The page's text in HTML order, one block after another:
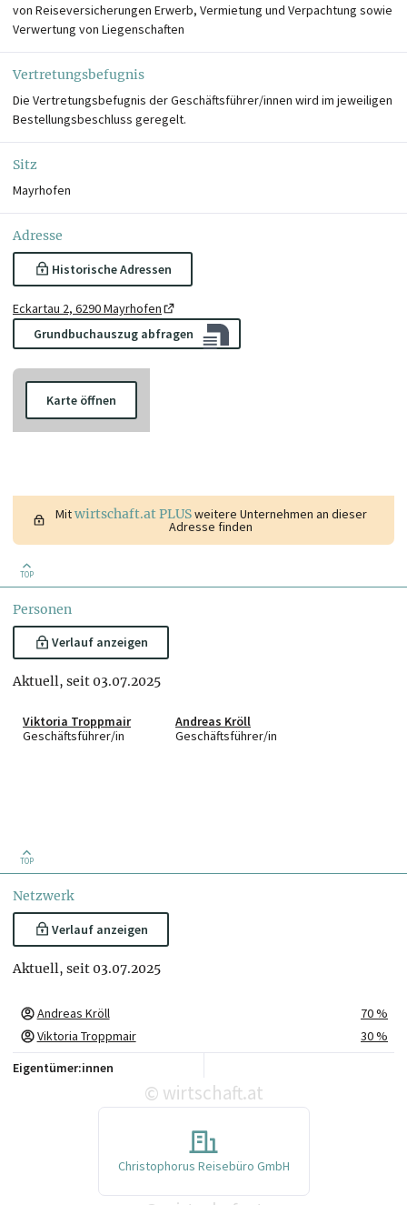
von Reiseversicherungen Erwerb, Vermietung und Verpachtung sowie
Verwertung von Liegenschaften
Vertretungsbefugnis
Die Vertretungsbefugnis der Geschäftsführer/innen wird im jeweiligen
Bestellungsbeschluss geregelt.
Sitz
Mayrhofen
Adresse
Historische Adressen
Eckartau 2, 6290 Mayrhofen
Grundbuchauszug abfragen
Karte öffnen
Mitwirtschaft.at PLUSweitere Unternehmen an dieser
Adresse finden
TOP
Personen
Verlauf anzeigen
Aktuell, seit 03.07.2025
Viktoria Troppmair
Geschäftsführer/in
Andreas Kröll
Geschäftsführer/in
TOP
Netzwerk
Verlauf anzeigen
Aktuell, seit 03.07.2025
Andreas Kröll
70 %
Viktoria Troppmair
30 %
Eigentümer:innen
© wirtschaft.at
Christophorus Reisebüro GmbH